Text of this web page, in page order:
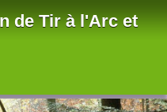
de Tir à l'Arc et